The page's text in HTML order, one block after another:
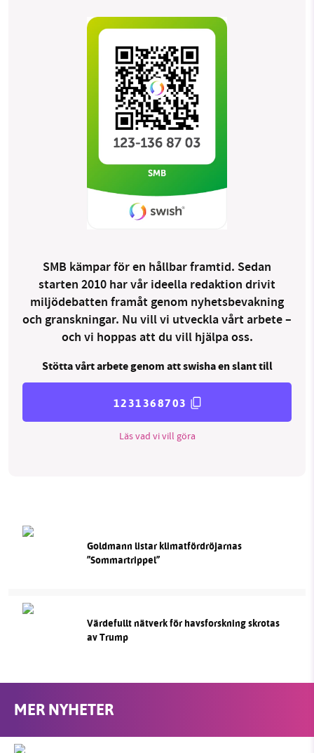
SMB kämpar för en hållbar framtid. Sedan
starten 2010 har vår ideella redaktion drivit
miljödebatten framåt genom nyhetsbevakning
och granskningar. Nu vill vi utveckla vårt arbete –
och vi hoppas att du vill hjälpa oss.
Stötta vårt arbete genom att swisha en slant till
1231368703
Läs vad vi vill göra
Goldmann listar klimatfördröjarnas
”Sommartrippel”
Värdefullt nätverk för havsforskning skrotas
av Trump
MER NYHETER